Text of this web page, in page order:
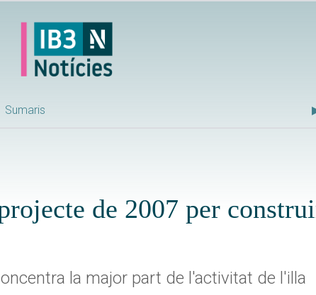
Sumaris
de 2007 per
la major part de l'activitat de l'illa